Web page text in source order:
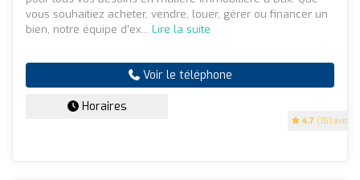
4.7 (151 avis)
vous souhaitiez acheter, vendre, louer, gérer ou financer un
bien, notre équipe d'ex... Lire la suite
Voir le téléphone
Horaires